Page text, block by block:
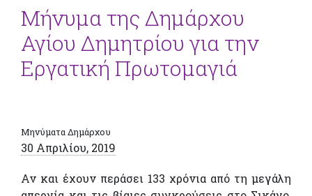
Μήνυμα της Δημάρχου
Αγίου Δημητρίου για την
Εργατική Πρωτομαγιά
Μηνύματα Δημάρχου
30 Απριλίου, 2019
Αν και έχουν περάσει 133 χρόνια από τη μεγάλη